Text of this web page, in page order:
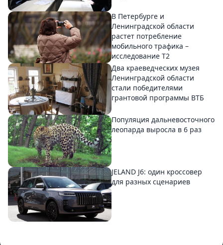
В Петербурге и
Ленинградской области
растет потребление
мобильного трафика –
исследование T2
Два краеведческих музея
Ленинградской области
стали победителями
грантовой программы ВТБ
Популяция дальневосточного
леопарда выросла в 6 раз
JELAND J6: один кроссовер
для разных сценариев